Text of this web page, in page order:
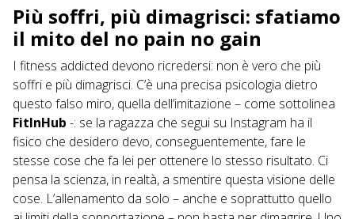
Più soffri, più dimagrisci: sfatiamo
il mito del no pain no gain
I fitness addicted devono ricredersi: non è vero che più
soffri e più dimagrisci. C’è una precisa psicologia dietro
questo falso miro, quella dell’imitazione – come sottolinea
FitInHub -: se la ragazza che segui su Instagram ha il
fisico che desidero devo, conseguentemente, fare le
stesse cose che fa lei per ottenere lo stesso risultato. Ci
pensa la scienza, in realtà, a smentire questa visione delle
cose. L’allenamento da solo – anche e soprattutto quello